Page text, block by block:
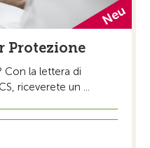
Protezione
Con la lettera di
riceverete un ...